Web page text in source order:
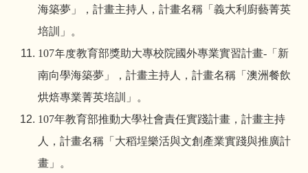
海築夢」，計畫主持人，計畫名稱「義大利廚藝菁英
培訓」。
107年度教育部獎助大專校院國外專業實習計畫- 「新
南向學海築夢」，計畫主持人，計畫名稱「澳洲餐飲
烘焙專業菁英培訓」。
107年教育部推動大學社會責任實踐計畫，計畫主持
人，計畫名稱「大稻埕樂活與文創產業實踐與推廣計
畫」。